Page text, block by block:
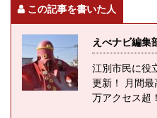
この記事を書いた人
えべナビ編集
江別市民に役
更新！ 月間
万アクセス超！